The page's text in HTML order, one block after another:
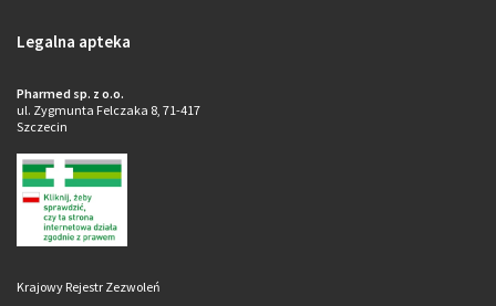
Legalna apteka
Pharmed sp. z o.o.
ul. Zygmunta Felczaka 8, 71-417
Szczecin
Krajowy Rejestr Zezwoleń